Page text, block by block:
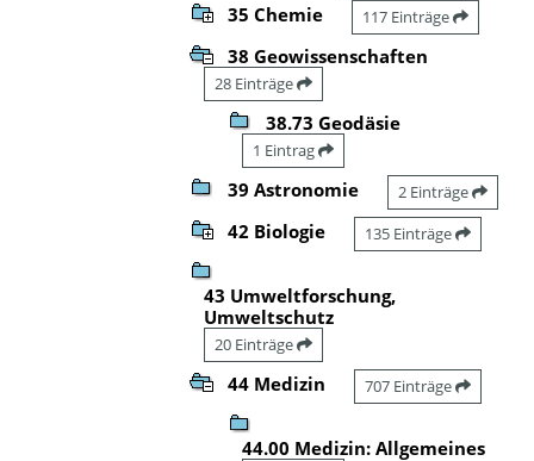
35 Chemie 117 Einträge
38 Geowissenschaften
28 Einträge
38.73 Geodäsie
1 Eintrag
39 Astronomie 2 Einträge
42 Biologie 135 Einträge
43 Umweltforschung,
Umweltschutz
20 Einträge
44 Medizin 707 Einträge
44.00 Medizin: Allgemeines